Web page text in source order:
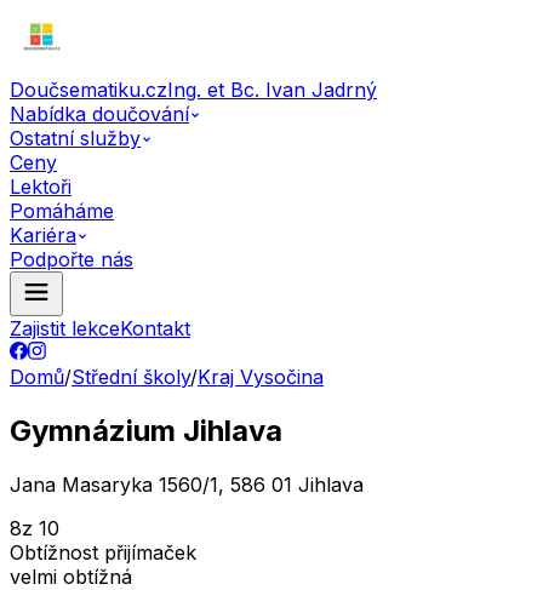
Doučsematiku.czIng. et Bc. Ivan Jadrný
Nabídka doučování
Ostatní služby
Ceny
Lektoři
Pomáháme
Kariéra
Podpořte nás
Zajistit lekceKontakt
Domů/Střední školy/Kraj Vysočina
Gymnázium Jihlava
Jana Masaryka 1560/1, 586 01 Jihlava
8z 10
Obtížnost přijímaček
velmi obtížná